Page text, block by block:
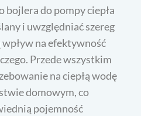
do pompy ciepła
i uwzględniać szereg
na efektywność
Przede wszystkim
na ciepłą wodę
domowym, co
pojemność